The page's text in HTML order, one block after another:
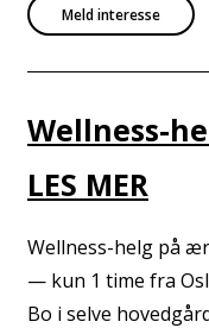
Meld interesse
Wellness-
LES MER
Wellness-helg på
— kun 1 time fra
Bo i selve